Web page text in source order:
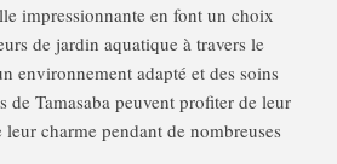
impressionnante en font un choix
de jardin aquatique à travers le
environnement adapté et des soins
de Tamasaba peuvent profiter de leur
leur charme pendant de nombreuses